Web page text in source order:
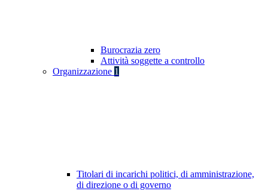
Burocrazia zero
Attività soggette a controllo
Organizzazione 1
Titolari di incarichi politici, di amministrazione,
di direzione o di governo